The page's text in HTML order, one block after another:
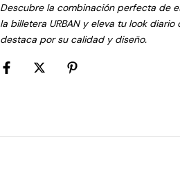
Descubre la combinación perfecta de
la billetera URBAN y eleva tu look
destaca por su calidad y diseño.